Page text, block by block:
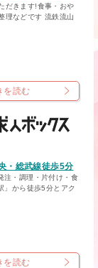
だきます!食事・おや
理などです 流鉄流山
を読む
・総武線徒歩5分
注・調理・片付け・食
」から徒歩5分とアク
を読む